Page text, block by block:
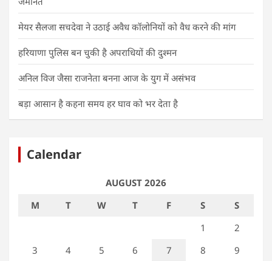
मेयर सैलजा सचदेवा ने उठाई अवैध कॉलोनियों को वैध करने की मांग
हरियाणा पुलिस बन चुकी है अपराधियों की दुश्मन
अनिल विज जैसा राजनेता बनना आज के युग में असंभव
बड़ा आसान है कहना समय हर घाव को भर देता है
Calendar
AUGUST 2026
M
T W T F S
S
1
2
3
4 5 6 7 8
9